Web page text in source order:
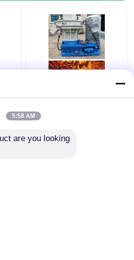
5:58 AM
are you looking